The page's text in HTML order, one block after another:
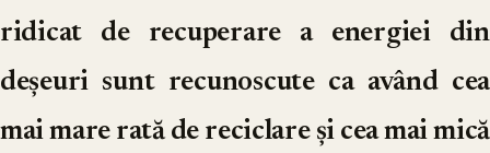
ridicat de recuperare a energiei din
deșeuri sunt recunoscute ca având cea
mai mare rată de reciclare și cea mai mică